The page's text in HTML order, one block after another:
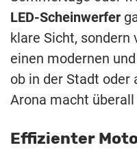
LED-Scheinwerfer
klare Sicht, sondern
einen modernen
ob in der Stadt
Arona macht
Effizienter